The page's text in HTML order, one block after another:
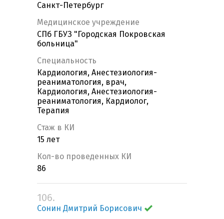
Санкт-Петербург
Медицинское учреждение
СПб ГБУЗ "Городская Покровская
больница"
Специальность
Кардиология, Анестезиология-
реаниматология, врач,
Кардиология, Анестезиология-
реаниматология, Кардиолог,
Терапия
Стаж в КИ
15 лет
Кол-во проведенных КИ
86
106.
Сонин Дмитрий Борисович